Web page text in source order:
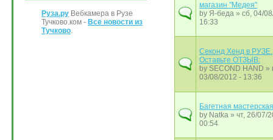
магазин "Медея"
by Я-беда » сб, 04/
16:33
Секонд Хенд в РУЗЕ.
Оставьте ОТЗЫВ:
by SECOND HAND »
03/08/2012 - 13:36
Багетная
by Natka » чт, 26/07/
00:54
Руза.ру Вебкамера в Рузе
Тучково.ком - Все новости из
Тучково.